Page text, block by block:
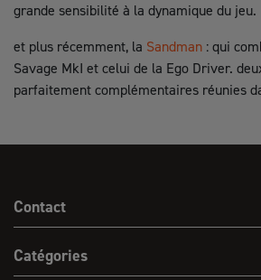
grande sensibilité à la dynamique du jeu.
et plus récemment, la Sandman : qui
Savage MkI et celui de la Ego Driver.
parfaitement complémentaires réunies
Contact
Catégories